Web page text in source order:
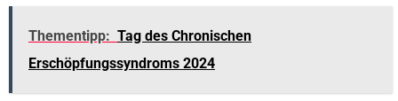
Thementipp: Tag des Chronischen
Erschöpfungssyndroms 2024